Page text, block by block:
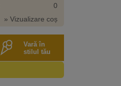
0
» Vizualizare coș
Vară în
stilul tău